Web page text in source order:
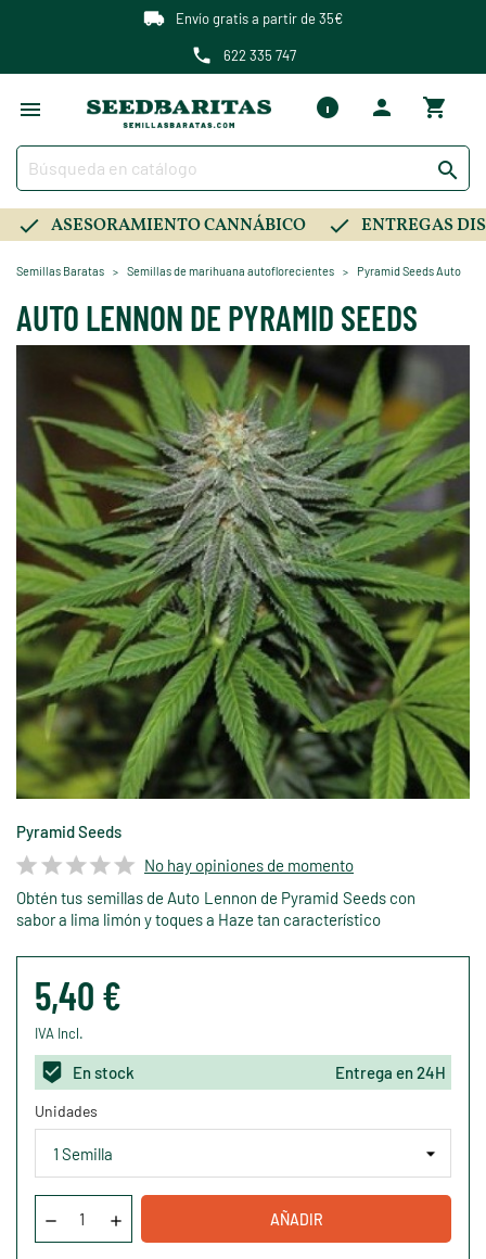
Envío gratis a partir de 35€
622 335 747

ASESORAMIENTO CANNÁBICO ENTREGAS
Semillas Baratas Semillas de marihuana autoflorecientes Pyramid Seeds Auto
AUTO LENNON DE PYRAMID SEEDS
Pyramid Seeds
No hay opiniones de momento
Obtén tus semillas de Auto Lennon de Pyramid Seeds con
sabor a lima limón y toques a Haze tan característico
5,40 €
IVA Incl.
En stock Entrega en 24H
Unidades
AÑADIR